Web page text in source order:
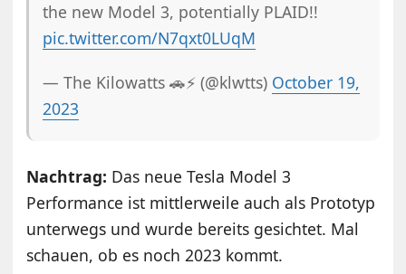
the new Model 3, potentially PLAID!!
pic.twitter.com/N7qxt0LUqM
— The Kilowatts 🚗⚡️ (@klwtts) October 19,
2023
Nachtrag: Das neue Tesla Model 3
Performance ist mittlerweile auch als Prototyp
unterwegs und wurde bereits gesichtet. Mal
schauen, ob es noch 2023 kommt.